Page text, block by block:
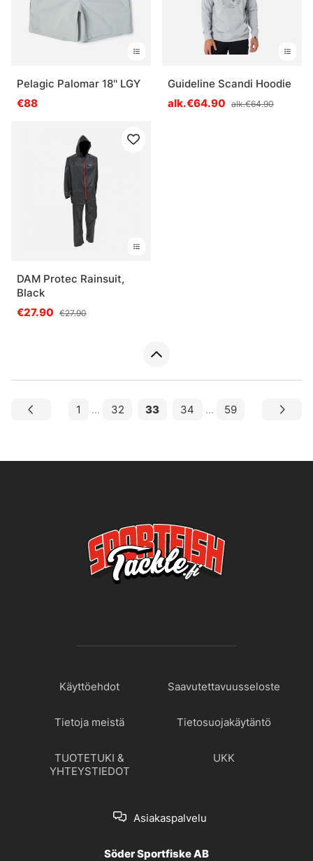
Pelagic Palomar 18'' LGY
€88
Guideline Scandi Hoodie
alk.€64.90 alk.€64.90
DAM Protec Rainsuit,
Black
€27.90 €27.90
1 ... 32 33 34 ... 59
Käyttöehdot Saavutettavuusseloste
Tietoja meistä Tietosuojakäytäntö
TUOTETUKI &
YHTEYSTIEDOT
UKK
Asiakaspalvelu
Söder Sportfiske AB